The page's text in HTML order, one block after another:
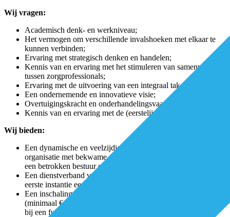
Wij vragen:
Academisch denk- en werkniveau;
Het vermogen om verschillende invalshoeken met elkaar te
kunnen verbinden;
Ervaring met strategisch denken en handelen;
Kennis van en ervaring met het stimuleren van samenwerking
tussen zorgprofessionals;
Ervaring met de uitvoering van een integraal takenpakket;
Een ondernemende en innovatieve visie;
Overtuigingskracht en onderhandelingsvaardigheid;
Kennis van en ervaring met de (eerstelijns)gezondheidszorg.
Wij bieden:
Een dynamische en veelzijdige functie in een innovatieve
organisatie met bekwame en interessante zorgprofessionals,
een betrokken bestuur en een actieve patiëntenadviesraad.
Een dienstverband van ± 28 uur in een vaste functie met in
eerste instantie een contract van 12 maanden;
Een inschaling in schaal 12 van de CAO Huisartsenzorg
(minimaal € 5.083,- en maximaal € 6.499,- bruto per maand
bij een fulltime dienstverband)